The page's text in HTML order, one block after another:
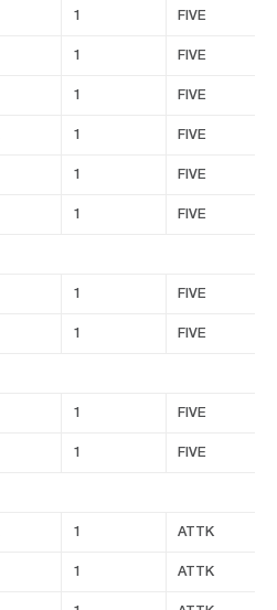
1 FIVE
1 FIVE
1 FIVE
1 FIVE
1 FIVE
1 FIVE
1 FIVE
1 FIVE
1 FIVE
1 FIVE
1 ATTK
1 ATTK